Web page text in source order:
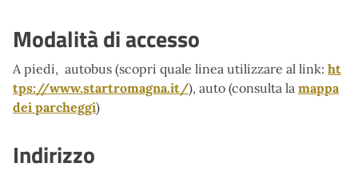
Modalità di accesso
A piedi, autobus (scopri quale linea utilizzare al link: ht
tps://www.startromagna.it/), auto (consulta la mappa
dei parcheggi)
Indirizzo